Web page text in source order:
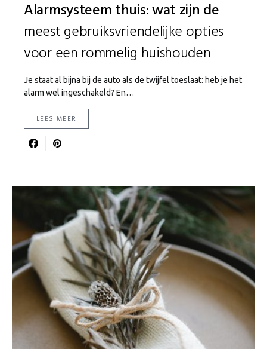
Alarmsysteem thuis: wat zijn de
meest gebruiksvriendelijke opties
voor een rommelig huishouden
Je staat al bijna bij de auto als de twijfel toeslaat: heb je het
alarm wel ingeschakeld? En…
LEES MEER